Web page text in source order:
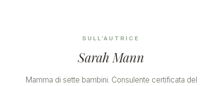
SULL’AUTRICE
Sarah Mann
Mamma di sette bambini. Consulente certificata del